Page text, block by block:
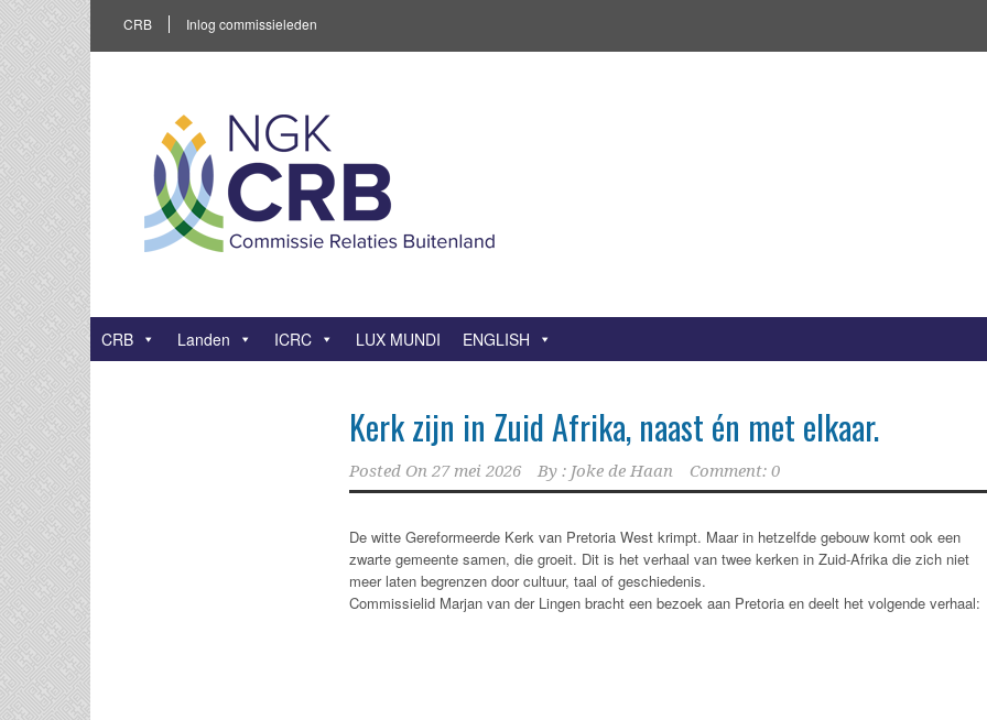
CRB Inlog commissieleden
CRB Landen ICRC LUX MUNDI ENGLISH
Kerk zijn in Zuid Afrika, naast én met elkaar.
Posted On 27 mei 2026 By : Joke de Haan Comment: 0
De witte Gereformeerde Kerk van Pretoria West krimpt. Maar in hetzelfde gebouw komt ook een
zwarte gemeente samen, die groeit. Dit is het verhaal van twee kerken in Zuid-Afrika die zich niet
meer laten begrenzen door cultuur, taal of geschiedenis.
Commissielid Marjan van der Lingen bracht een bezoek aan Pretoria en deelt het volgende verhaal: